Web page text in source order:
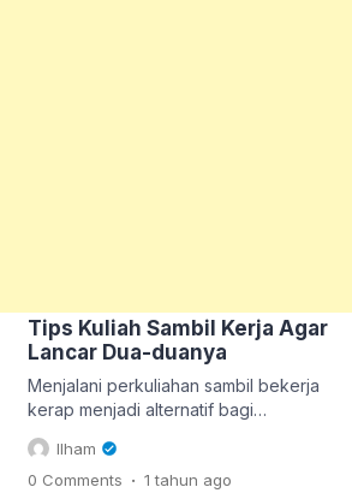
Tips Kuliah Sambil Kerja Agar
Lancar Dua-duanya
Menjalani perkuliahan sambil bekerja
kerap menjadi alternatif bagi
mahasiswa yang ingin tetap aktif
secara finansial selama masa studi.
Aktivitas ini memberikan beragam
Ilham
0 Comments . 1 tahun ago